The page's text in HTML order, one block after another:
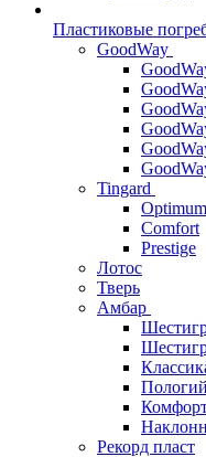
Пластиковые
GoodWay
Tingard
Optimum
Comfort
Prestige
Лотос
Тверь
Амбар
Пологий
Рекорд пласт